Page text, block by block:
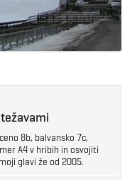
8b, balvansko 7c,
A4 v hribih in osvojiti
glavi že od 2005.